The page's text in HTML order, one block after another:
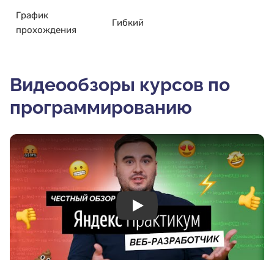
График
прохождения
Гибкий
Видеообзоры курсов по
программированию
Play